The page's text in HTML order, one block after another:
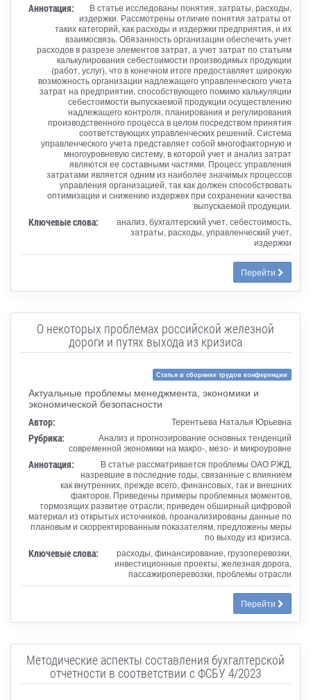
Аннотация:
В статье исследованы понятия, затраты, расходы,
издержки. Рассмотрены отличие понятия затраты от
таких категорий, как расходы и издержки предприятия, и их
взаимосвязь. Обязанность организации обеспечить учет
расходов в разрезе элементов затрат, а учет затрат по статьям
калькулирования себестоимости производимых продукции
(работ, услуг), что в конечном итоге предоставляет широкую
возможность организации надлежащего управленческого учета
затрат на предприятии, способствующего помимо калькуляции
себестоимости выпускаемой продукции осуществлению
надлежащего контроля, планирования и регулирования
производственного процесса в целом посредством принятия
соответствующих управленческих решений. Система
управленческого учета представляет собой многофакторную и
многоуровневую систему, в которой учет и анализ затрат
являются ее составными частями. Процесс управления
затратами является одним из наиболее значимых процессов
управления организацией, так как должен способствовать
оптимизации и снижению издержек при сохранении качества
выпускаемой продукции.
Ключевые слова:
анализ, бухгалтерский учет, себестоимость,
затраты, расходы, управленческий учет,
издержки
Перейти
О некоторых проблемах российской железной
дороги и путях выхода из кризиса
Статья в сборнике трудов конференции
Актуальные проблемы менеджмента, экономики и
экономической безопасности
Автор: Терентьева Наталья Юрьевна
Рубрика:
Анализ и прогнозирование основных тенденций
современной экономики на макро-, мезо- и микроуровне
Аннотация:
В статье рассматривается проблемы ОАО РЖД,
назревшие в последние годы, связанные с влиянием
как внутренних, прежде всего, финансовых, так и внешних
факторов. Приведены примеры проблемных моментов,
тормозящих развитие отрасли; приведен обширный цифровой
материал из открытых источников, проанализированы данные по
плановым и скорректированным показателям, предложены меры
по выходу из кризиса.
Ключевые слова:
расходы, финансирование, грузоперевозки,
инвестиционные проекты, железная дорога,
пассажироперевозки, проблемы отрасли
Перейти
Методические аспекты составления бухгалтерской
отчетности в соответствии с ФСБУ 4/2023